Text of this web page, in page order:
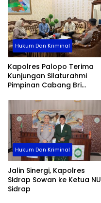
Hukum Dan Kriminal
Kapolres Palopo Terima
Kunjungan Silaturahmi
Pimpinan Cabang Bri
Hukum Dan Kriminal
Jalin Sinergi, Kapolres
Sidrap Sowan ke Ketua NU
Sidrap